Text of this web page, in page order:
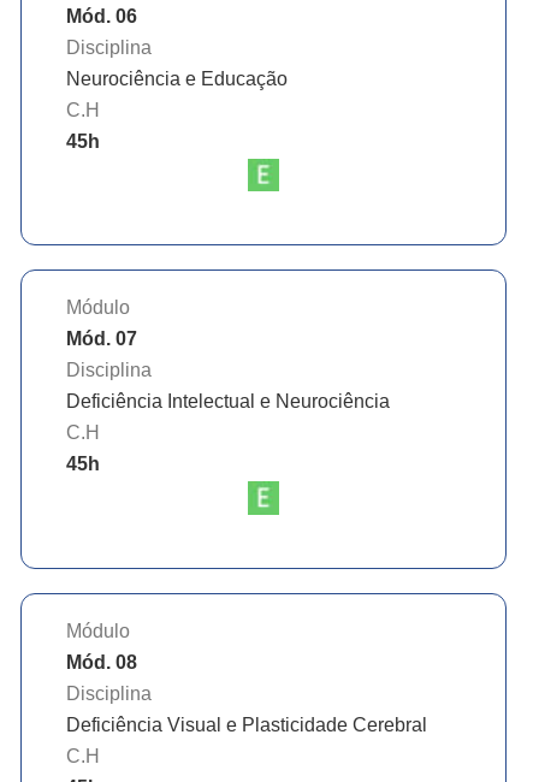
Mód. 06
Disciplina
Neurociência e Educação
C.H
45h
Módulo
Mód. 07
Disciplina
Deficiência Intelectual e Neurociência
C.H
45h
Módulo
Mód. 08
Disciplina
Deficiência Visual e Plasticidade Cerebral
C.H